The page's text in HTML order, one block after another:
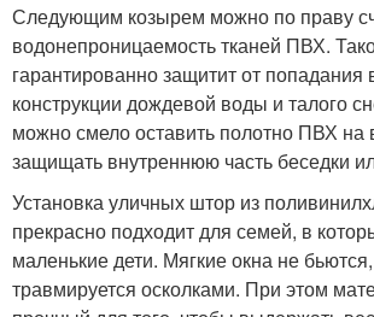
Следующим козырем можно по праву
водонепроницаемость тканей ПВХ.
гарантированно защитит от попадания
конструкции дождевой воды и талого
можно смело оставить полотно ПВХ на
защищать внутреннюю часть беседки
Установка уличных штор из
прекрасно подходит для семей, в
маленькие дети. Мягкие окна не
травмируется осколками. При этом